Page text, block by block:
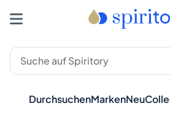
DurchsuchenMarkenNeu